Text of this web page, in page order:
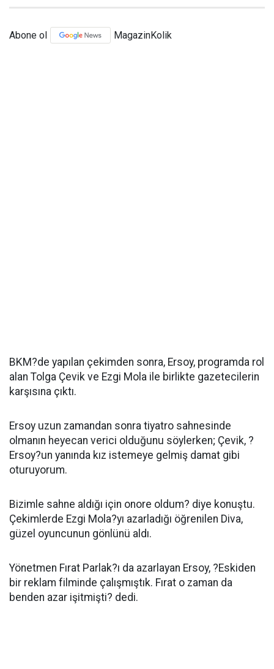
Abone ol MagazinKolik
BKM?de yapılan çekimden sonra, Ersoy, programda rol
alan Tolga Çevik ve Ezgi Mola ile birlikte gazetecilerin
karşısına çıktı.
Ersoy uzun zamandan sonra tiyatro sahnesinde
olmanın heyecan verici olduğunu söylerken; Çevik, ?
Ersoy?un yanında kız istemeye gelmiş damat gibi
oturuyorum.
Bizimle sahne aldığı için onore oldum? diye konuştu.
Çekimlerde Ezgi Mola?yı azarladığı öğrenilen Diva,
güzel oyuncunun gönlünü aldı.
Yönetmen Fırat Parlak?ı da azarlayan Ersoy, ?Eskiden
bir reklam filminde çalışmıştık. Fırat o zaman da
benden azar işitmişti? dedi.